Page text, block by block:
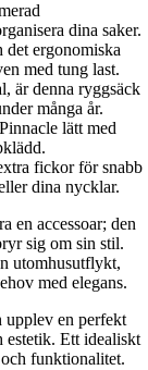
dina saker.
det ergonomiska
med tung last.
är denna ryggsäck
många år.
lätt med
fickor för snabb
dina nycklar.
en accessoar; den
sig om sin stil.
utomhusutflykt,
med elegans.
upplev en perfekt
Ett idealiskt
funktionalitet.